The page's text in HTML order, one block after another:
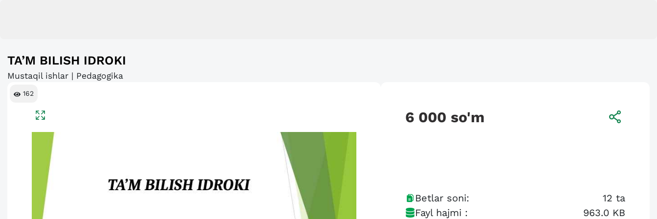
TA’M BILISH IDROKI
Mustaqil ishlar | Pedagogika
162
6 000 so'm
Betlar soni: 12 ta
Fayl hajmi :
963.0 KB